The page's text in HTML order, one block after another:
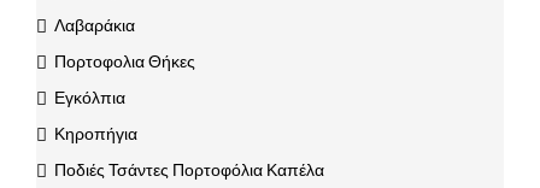
Λαβαράκια
Πορτοφολια Θήκες
Εγκόλπια
Κηροπήγια
Ποδιές Τσάντες Πορτοφόλια Καπέλα